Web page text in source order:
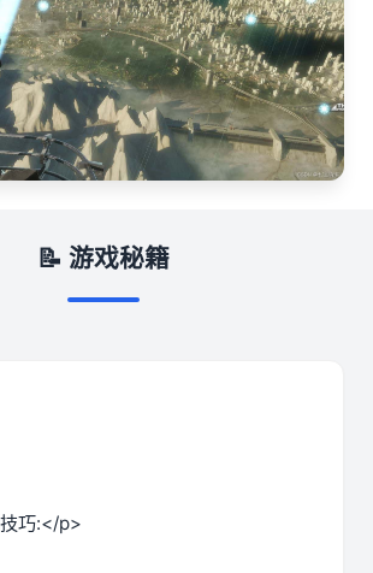
📝 游戏秘籍
巧:</p>